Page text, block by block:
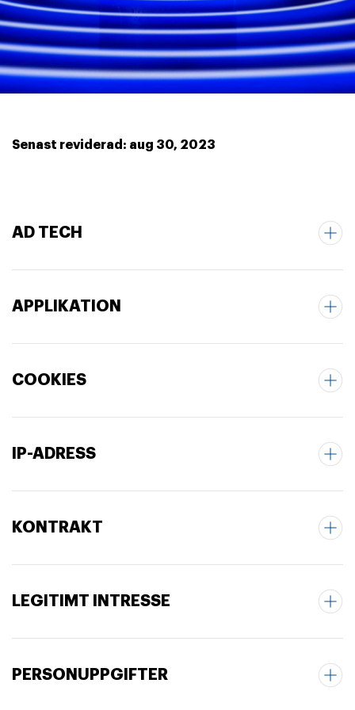
Senast reviderad: aug 30, 2023
AD TECH
APPLIKATION
COOKIES
IP-ADRESS
KONTRAKT
LEGITIMT INTRESSE
PERSONUPPGIFTER